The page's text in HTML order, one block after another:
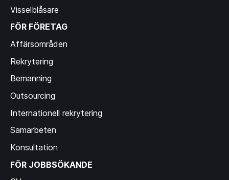
Visselblåsare
FÖR FÖRETAG
Affärsområden
Rekrytering
Bemanning
Outsourcing
Internationell rekrytering
Samarbeten
Konsultation
FÖR JOBBSÖKANDE